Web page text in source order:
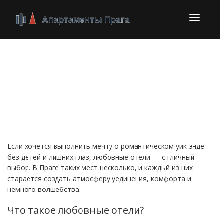
Если хочется выполнить мечту о романтическом уик-энде
без детей и лишних глаз, любовные отели — отличный
выбор. В Праге таких мест несколько, и каждый из них
старается создать атмосферу уединения, комфорта и
немного волшебства.
Что такое любовные отели?